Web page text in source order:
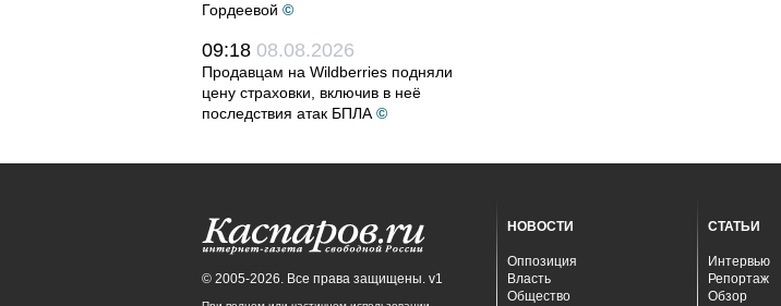
Гордеевой ©
09:18 08.08.2026
Продавцам на Wildberries подняли
цену страховки, включив в неё
последствия атак БПЛА ©
© 2005-2026. Все права защищены. v1
НОВОСТИ
Оппозиция
Власть
Общество
СТАТЬИ
Интервью
Репортаж
Обзор